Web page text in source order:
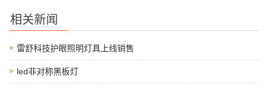
相关新闻
雷舒科技护眼照明灯具上线销售
led非对称黑板灯